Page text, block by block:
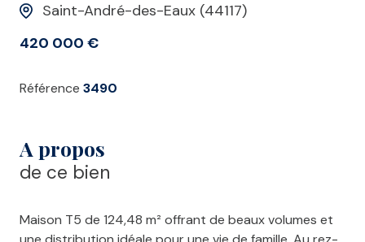
Saint-André-des-Eaux (44117)
420 000 €
Référence 3490
A propos
de ce bien
Maison T5 de 124,48 m² offrant de beaux volumes et